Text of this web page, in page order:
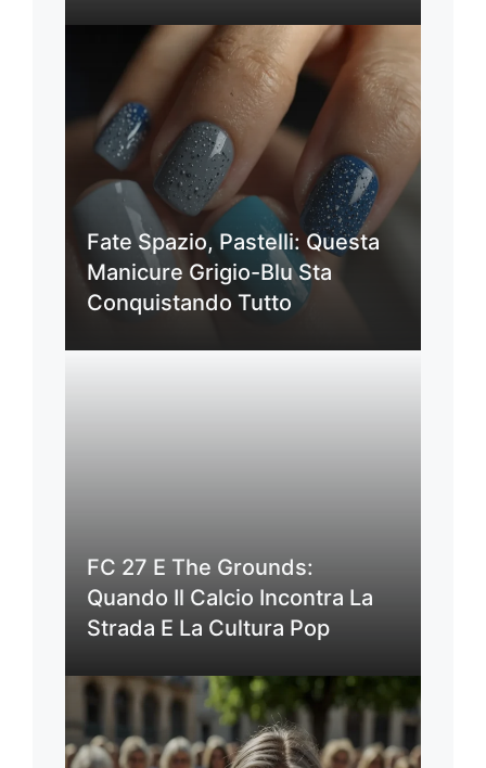
Fate Spazio, Pastelli: Questa
Manicure Grigio-Blu Sta
Conquistando Tutto
FC 27 E The Grounds:
Quando Il Calcio Incontra La
Strada E La Cultura Pop